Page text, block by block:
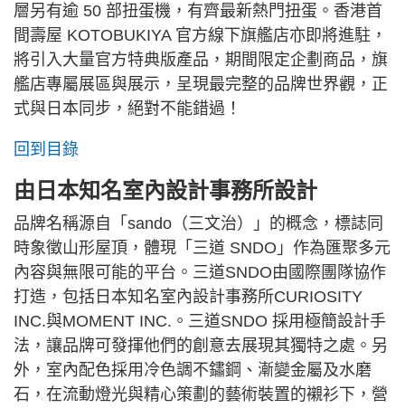
層另有逾 50 部扭蛋機，有齊最新熱門扭蛋。香港首
間壽屋 KOTOBUKIYA 官方線下旗艦店亦即將進駐，
將引入大量官方特典版產品，期間限定企劃商品，旗
艦店專屬展區與展示，呈現最完整的品牌世界觀，正
式與日本同步，絕對不能錯過！
回到目錄
由日本知名室內設計事務所設計
品牌名稱源自「sando（三文治）」的概念，標誌同
時象徵山形屋頂，體現「三道 SNDO」作為匯聚多元
內容與無限可能的平台。三道SNDO由國際團隊協作
打造，包括日本知名室內設計事務所CURIOSITY
INC.與MOMENT INC.。三道SNDO 採用極簡設計手
法，讓品牌可發揮他們的創意去展現其獨特之處。另
外，室內配色採用冷色調不鏽鋼、漸變金屬及水磨
石，在流動燈光與精心策劃的藝術裝置的襯衫下，營